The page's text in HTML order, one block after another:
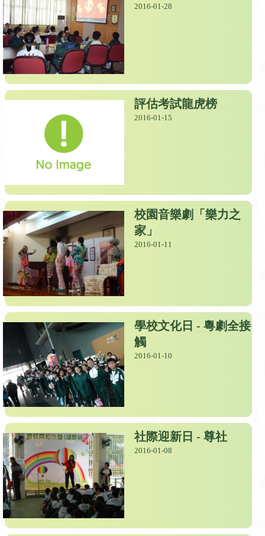
2016-01-28
評估考試龍虎榜
2016-01-15
校園音樂劇「樂力之
家」
2016-01-11
學校文化日 - 粵劇全接
觸
2016-01-10
社際迎新日 - 尊社
2016-01-08